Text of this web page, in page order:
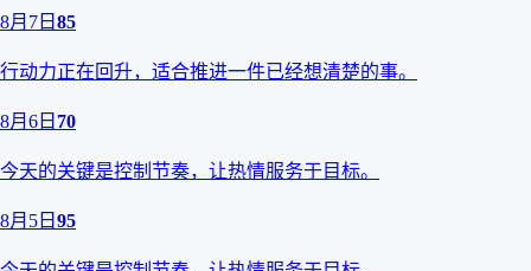
8月7日 85
行动力正在回升，适合推进一件已经想清楚的事。
8月6日 70
今天的关键是控制节奏，让热情服务于目标。
8月5日 95